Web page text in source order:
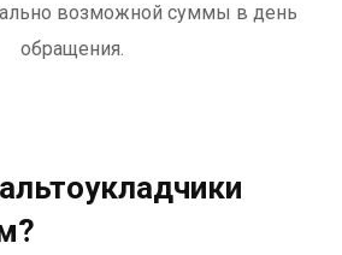
возможной суммы в день
обращения.